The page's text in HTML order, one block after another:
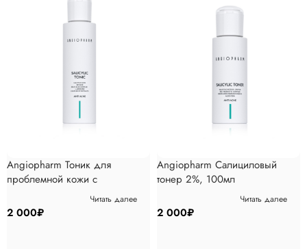
Angiopharm Тоник для
проблемной кожи с
салициловой кислотой, 200мл
2 000₽
Читать далее
Angiopharm Салициловый
тонер 2%, 100мл
2 000₽
Читать далее